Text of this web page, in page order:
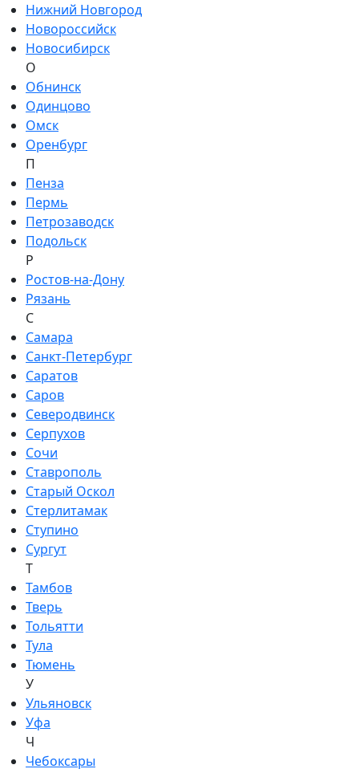
Нижний Новгород
Новороссийск
Новосибирск
О
Обнинск
Одинцово
Омск
Оренбург
П
Пенза
Пермь
Петрозаводск
Подольск
Р
Ростов-на-Дону
Рязань
С
Самара
Санкт-Петербург
Саратов
Саров
Северодвинск
Серпухов
Сочи
Ставрополь
Старый Оскол
Стерлитамак
Ступино
Сургут
Т
Тамбов
Тверь
Тольятти
Тула
Тюмень
У
Ульяновск
Уфа
Ч
Чебоксары